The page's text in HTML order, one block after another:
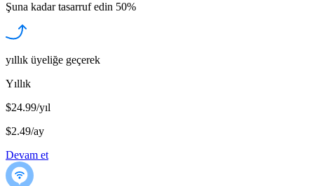
Şuna kadar tasarruf edin 50%
yıllık üyeliğe geçerek
Yıllık
$24.99/yıl
$2.49/ay
Devam et